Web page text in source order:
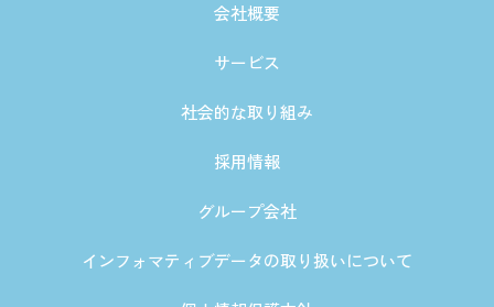
会社概要
サービス
社会的な取り組み
採用情報
グループ会社
インフォマティブデータの取り扱いについて